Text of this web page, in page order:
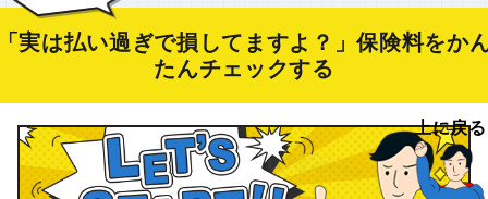
実は払い過ぎで損してますよ？」保険料をか
たんチェックする
上に戻る